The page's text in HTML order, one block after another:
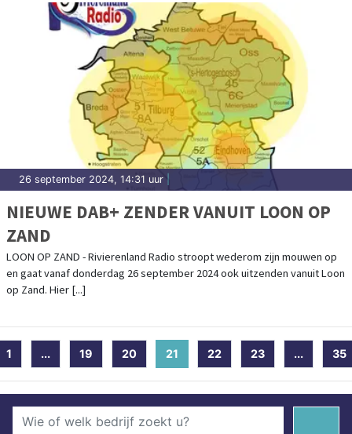
26 september 2024, 14:31 uur
NIEUWE DAB+ ZENDER VANUIT LOON OP
ZAND
LOON OP ZAND - Rivierenland Radio stroopt wederom zijn mouwen op
en gaat vanaf donderdag 26 september 2024 ook uitzenden vanuit Loon
op Zand. Hier [...]
1 ... 19 20 21 (current)
22 23 ... 35